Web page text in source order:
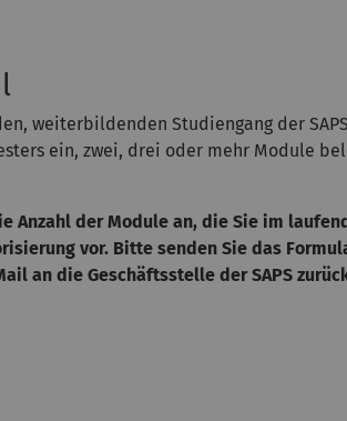
weiterbildenden Studiengang der SAPS
ein, zwei, drei oder mehr Module
Anzahl der Module an, die Sie im
vor. Bitte senden Sie das
an die Geschäftsstelle der SAPS